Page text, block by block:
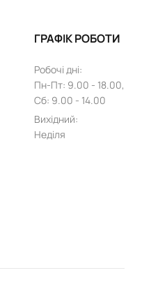
ГРАФІК РОБОТИ
Робочі дні:
Пн-Пт: 9.00 - 18.00,
Сб: 9.00 - 14.00
Вихідний:
Неділя